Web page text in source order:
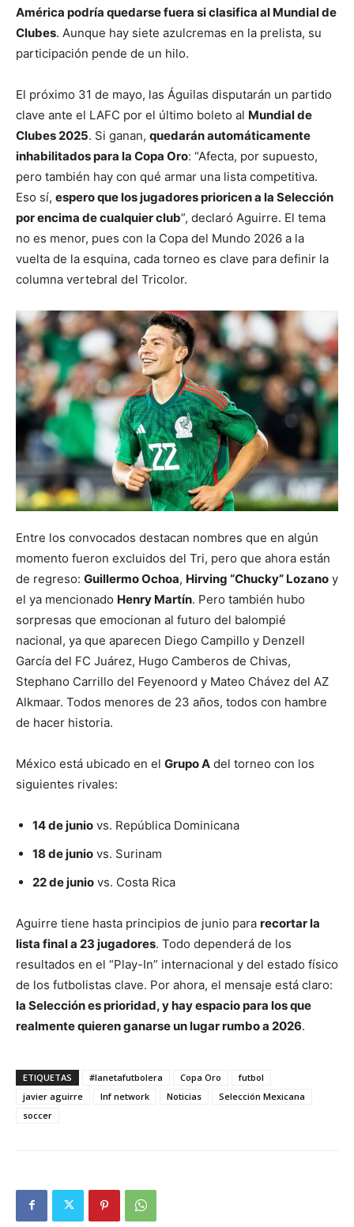
América podría quedarse fuera si clasifica al Mundial de
Clubes. Aunque hay siete azulcremas en la prelista, su
participación pende de un hilo.
El próximo 31 de mayo, las Águilas disputarán un partido
clave ante el LAFC por el último boleto al Mundial de
Clubes 2025. Si ganan, quedarán automáticamente
inhabilitados para la Copa Oro: “Afecta, por supuesto,
pero también hay con qué armar una lista competitiva.
Eso sí, espero que los jugadores prioricen a la Selección
por encima de cualquier club”, declaró Aguirre. El tema
no es menor, pues con la Copa del Mundo 2026 a la
vuelta de la esquina, cada torneo es clave para definir la
columna vertebral del Tricolor.
Entre los convocados destacan nombres que en algún
momento fueron excluidos del Tri, pero que ahora están
de regreso: Guillermo Ochoa, Hirving “Chucky” Lozano y
el ya mencionado Henry Martín. Pero también hubo
sorpresas que emocionan al futuro del balompié
nacional, ya que aparecen Diego Campillo y Denzell
García del FC Juárez, Hugo Camberos de Chivas,
Stephano Carrillo del Feyenoord y Mateo Chávez del AZ
Alkmaar. Todos menores de 23 años, todos con hambre
de hacer historia.
México está ubicado en el Grupo A del torneo con los
siguientes rivales:
14 de junio vs. República Dominicana
18 de junio vs. Surinam
22 de junio vs. Costa Rica
Aguirre tiene hasta principios de junio para recortar la
lista final a 23 jugadores. Todo dependerá de los
resultados en el “Play-In” internacional y del estado físico
de los futbolistas clave. Por ahora, el mensaje está claro:
la Selección es prioridad, y hay espacio para los que
realmente quieren ganarse un lugar rumbo a 2026.
ETIQUETAS #lanetafutbolera Copa Oro
futbol
javier aguirre
lnf network Noticias
Selección Mexicana
soccer